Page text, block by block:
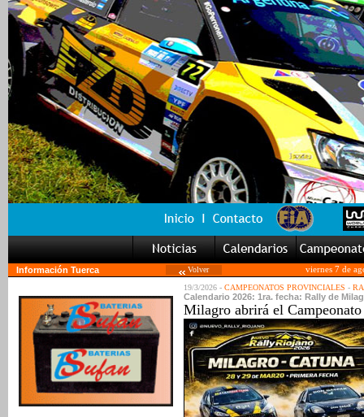
Información Tuerca Volver
viernes 7 de
19/3/2026 - CAMPEONATOS PROVINCIALES -
Calendario 2026: 1ra. fecha: Rally de
Milagro abrirá el